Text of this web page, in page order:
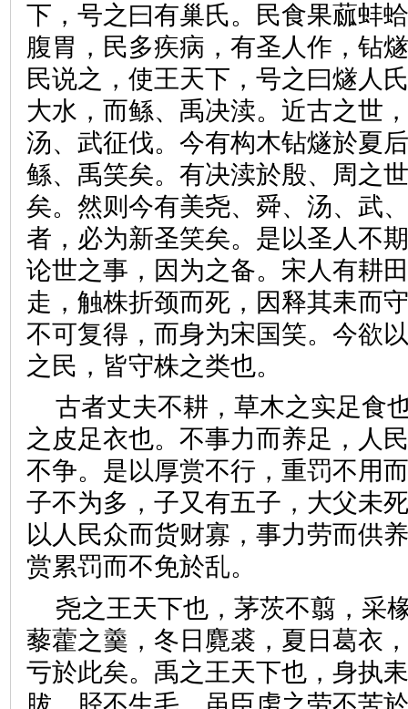
下，号之曰有巢氏。民食果蓏蚌
腹胃，民多疾病，有圣人作，钻
民说之，使王天下，号之曰燧人
大水，而鲧、禹决渎。近古之世
汤、武征伐。今有构木钻燧於夏
鲧、禹笑矣。有决渎於殷、周之
矣。然则今有美尧、舜、汤、武
者，必为新圣笑矣。是以圣人不
论世之事，因为之备。宋人有耕
走，触株折颈而死，因释其耒而
不可复得，而身为宋国笑。今欲
之民，皆守株之类也。
古者丈夫不耕，草木之实足食
之皮足衣也。不事力而养足，人
不争。是以厚赏不行，重罚不用
子不为多，子又有五子，大父未
以人民众而货财寡，事力劳而供
赏累罚而不免於乱。
尧之王天下也，茅茨不翦，采
藜藿之羹，冬日麑裘，夏日葛衣
亏於此矣。禹之王天下也，身执